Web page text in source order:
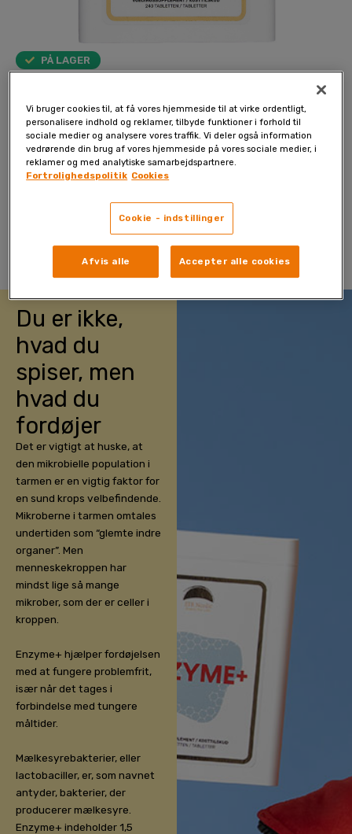
PÅ LAGER
Mælkesyrebakteriepræparatet indeholder 1,5 milliarder
Lactobacillus rhamnosus mælkesyrebakterier og
fordøjelsesenzymer, der hjælper kroppen med at udnytte
næringsstofferne i maden.
Bestil nu
Du er ikke,
hvad du
spiser, men
hvad du
fordøjer
Det er vigtigt at huske, at
den mikrobielle population i
tarmen er en vigtig faktor for
en sund krops velbefindende.
Mikroberne i tarmen omtales
undertiden som “glemte indre
organer”. Men
menneskekroppen har
mindst lige så mange
mikrober, som der er celler i
kroppen.
Enzyme+ hjælper fordøjelsen
med at fungere problemfrit,
især når det tages i
forbindelse med tungere
måltider.
Mælkesyrebakterier, eller
lactobaciller, er, som navnet
antyder, bakterier, der
producerer mælkesyre.
Enzyme+ indeholder 1,5
Vi bruger cookies til, at få vores hjemmeside til at virke ordentligt,
personalisere indhold og reklamer, tilbyde funktioner i forhold til
sociale medier og analysere vores traffik. Vi deler også information
vedrørende din brug af vores hjemmeside på vores sociale medier, i
reklamer og med analytiske samarbejdspartnere.
Fortrolighedspolitik Cookies
Cookie - indstillinger
Afvis alle Accepter alle cookies